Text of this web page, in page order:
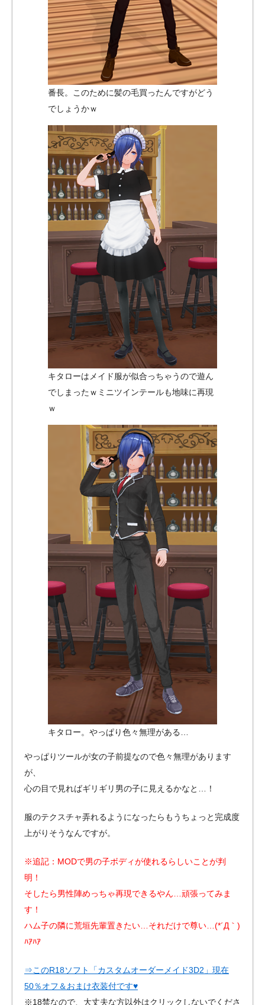
番長。このために髪の毛買ったんですがどう
でしょうかｗ
キタローはメイド服が似合っちゃうので遊ん
でしまったｗミニツインテールも地味に再現
ｗ
キタロー。やっぱり色々無理がある…
やっぱりツールが女の子前提なので色々無理があります
が、
心の目で見ればギリギリ男の子に見えるかなと…！
服のテクスチャ弄れるようになったらもうちょっと完成度
上がりそうなんですが。
※追記：MODで男の子ボディが使れるらしいことが判
明！
そしたら男性陣めっちゃ再現できるやん…頑張ってみま
す！
ハム子の隣に荒垣先輩置きたい…それだけで尊い…(*´Д｀)
ﾊｱﾊｱ
⇒このR18ソフト「カスタムオーダーメイド3D2」現在
50％オフ＆おまけ衣装付です♥
※18禁なので、大丈夫な方以外はクリックしないでくださ